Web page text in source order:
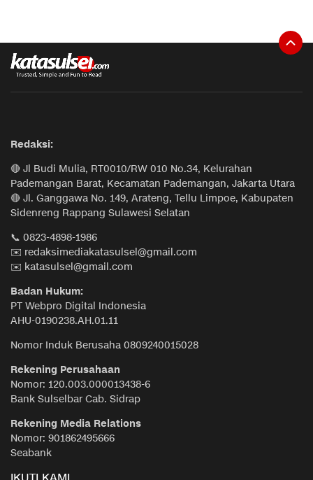
Redaksi:
🔴 Jl Budi Mulia, RT0010/RW 010 No.34, Kelurahan
Pademangan Barat, Kecamatan Pademangan, Jakarta Utara
🔴 Jl. Ganggawa No. 149, Arateng, Tellu Limpoe, Kabupaten
Sidenreng Rappang Sulawesi Selatan
📞 0823-4898-1986
✉️ redaksimediakatasulsel@gmail.com
✉️ katasulsel@gmail.com
Badan Hukum:
PT Webpro Digital Indonesia
AHU-0190238.AH.01.11
Nomor Induk Berusaha 0809240015028
Rekening Perusahaan
Nomor: 120.003.000013438-6
Bank Sulselbar Cab. Sidrap
Rekening Media Relations
Nomor: 901862495666
Seabank